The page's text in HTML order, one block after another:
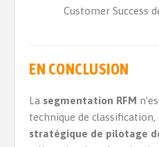
Customer Success
EN CONCLUSION
La segmentation RFM
technique de classification,
stratégique de pilotage